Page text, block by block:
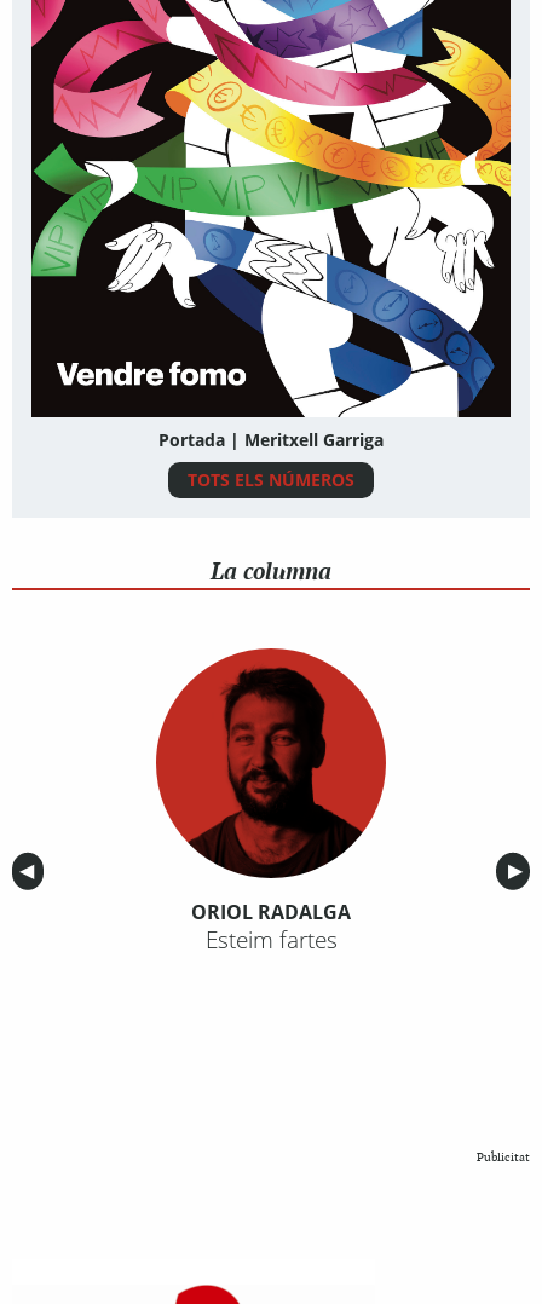
Portada | Meritxell Garriga
TOTS ELS NÚMEROS
La columna
Anterior
◀︎ ▶︎
ORIOL RADALGA
Esteim fartes
Publicitat